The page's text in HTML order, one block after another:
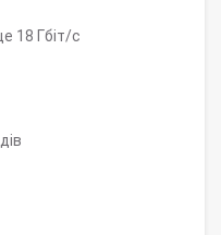
18 Гбіт/с